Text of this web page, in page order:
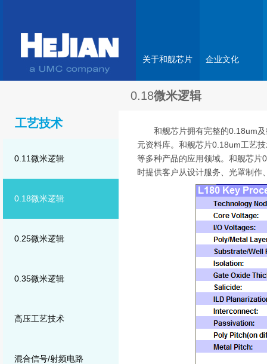
关于和舰芯片 企业文化
工艺技术
0.11微米逻辑
0.18微米逻辑
0.25微米逻辑
0.35微米逻辑
高压工艺技术
混合信号/射频电路
0.18微米逻辑
和舰芯片拥有完整的0.18um
元资料库。和舰芯片0.18um工艺
等多种产品的应用领域。和舰芯片
时提供客户从设计服务、光罩制